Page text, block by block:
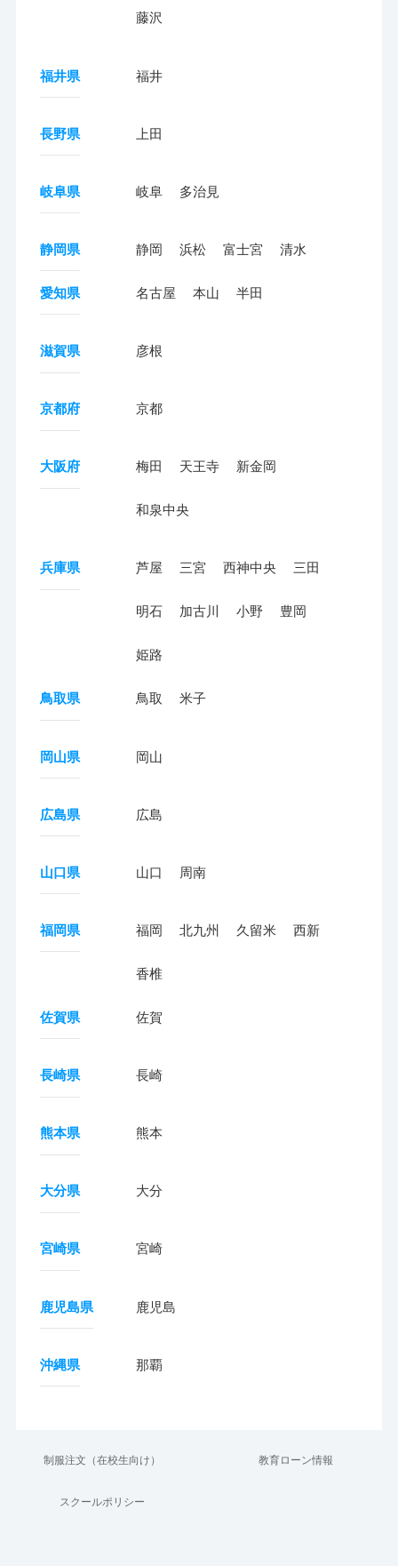
藤沢
福井県 福井
長野県 上田
岐阜県 岐阜 多治見
静岡県 静岡 浜松 富士宮 清水
愛知県 名古屋 本山 半田
滋賀県 彦根
京都府 京都
大阪府 梅田 天王寺 新金岡
和泉中央
兵庫県 芦屋 三宮 西神中央 三田
明石 加古川 小野 豊岡
姫路
鳥取県 鳥取 米子
岡山県 岡山
広島県 広島
山口県 山口 周南
福岡県 福岡 北九州 久留米 西新
香椎
佐賀県 佐賀
長崎県 長崎
熊本県 熊本
大分県 大分
宮崎県 宮崎
鹿児島県 鹿児島
沖縄県 那覇
制服注文（在校生向け） 教育ローン情報
スクールポリシー